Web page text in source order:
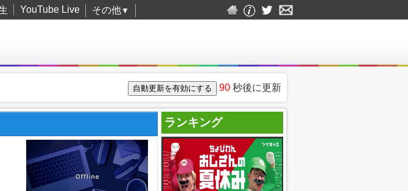
YouTube Live その他▼
90秒後に更新
ランキング